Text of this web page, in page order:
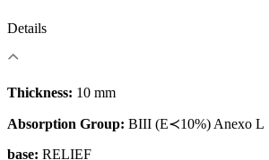
Details
Thickness: 10 mm
Absorption Group: BIII (E≺10%) Anexo L
base: RELIEF